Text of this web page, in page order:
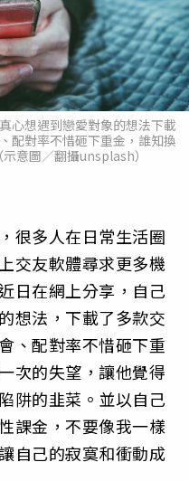
心想遇到戀愛對象的想法下載
配對率不惜砸下重金，誰知換
意圖／翻攝unsplash）
很多人在日常生活圈
交友軟體尋求更多機
日在網上分享，自己
想法，下載了多款交
、配對率不惜砸下重
次的失望，讓他覺得
阱的韭菜。並以自己
課金，不要像我一樣
自己的寂寞和衝動成